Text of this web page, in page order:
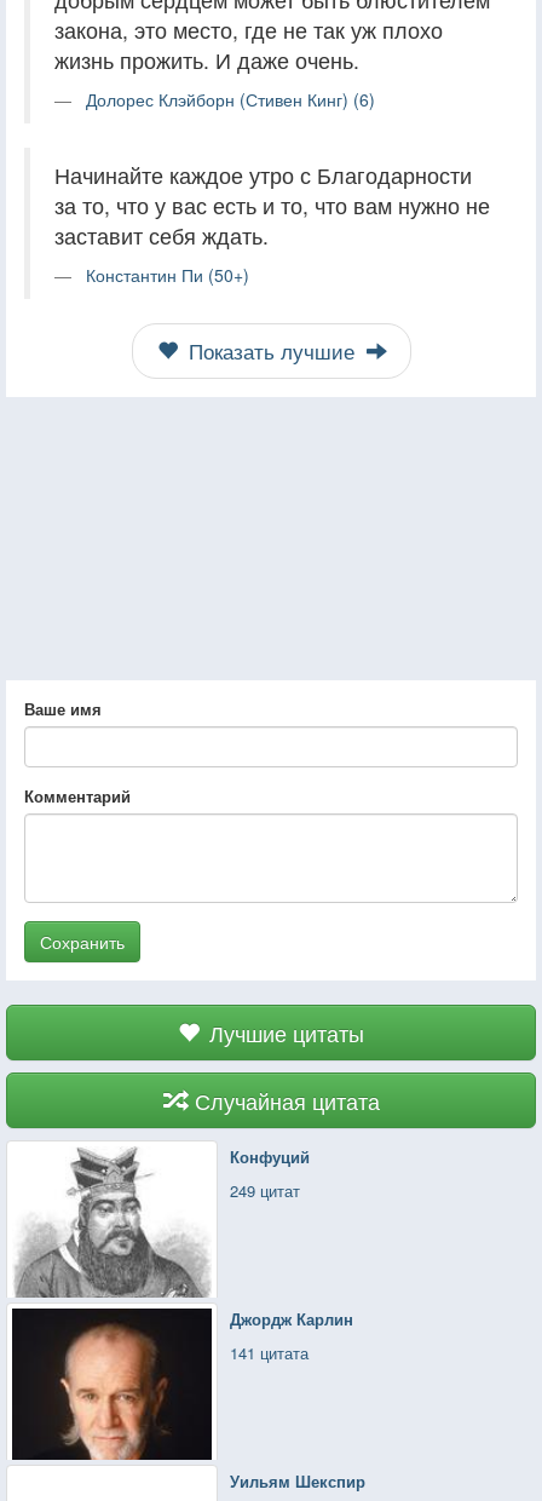
закона, это место, где не так уж плохо
жизнь прожить. И даже очень.
Долорес Клэйборн (Стивен Кинг) (6)
Начинайте каждое утро с Благодарности
за то, что у вас есть и то, что вам нужно не
заставит себя ждать.
Константин Пи (50+)
Показать лучшие
Ваше имя
Комментарий
Сохранить
Лучшие цитаты
Случайная цитата
Конфуций
249 цитат
Джордж Карлин
141 цитата
Уильям Шекспир